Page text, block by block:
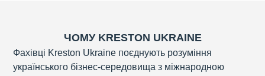
ЧОМУ KRESTON UKRAINE
Фахівці Kreston Ukraine поєднують розуміння
українського бізнес-середовища з міжнародною